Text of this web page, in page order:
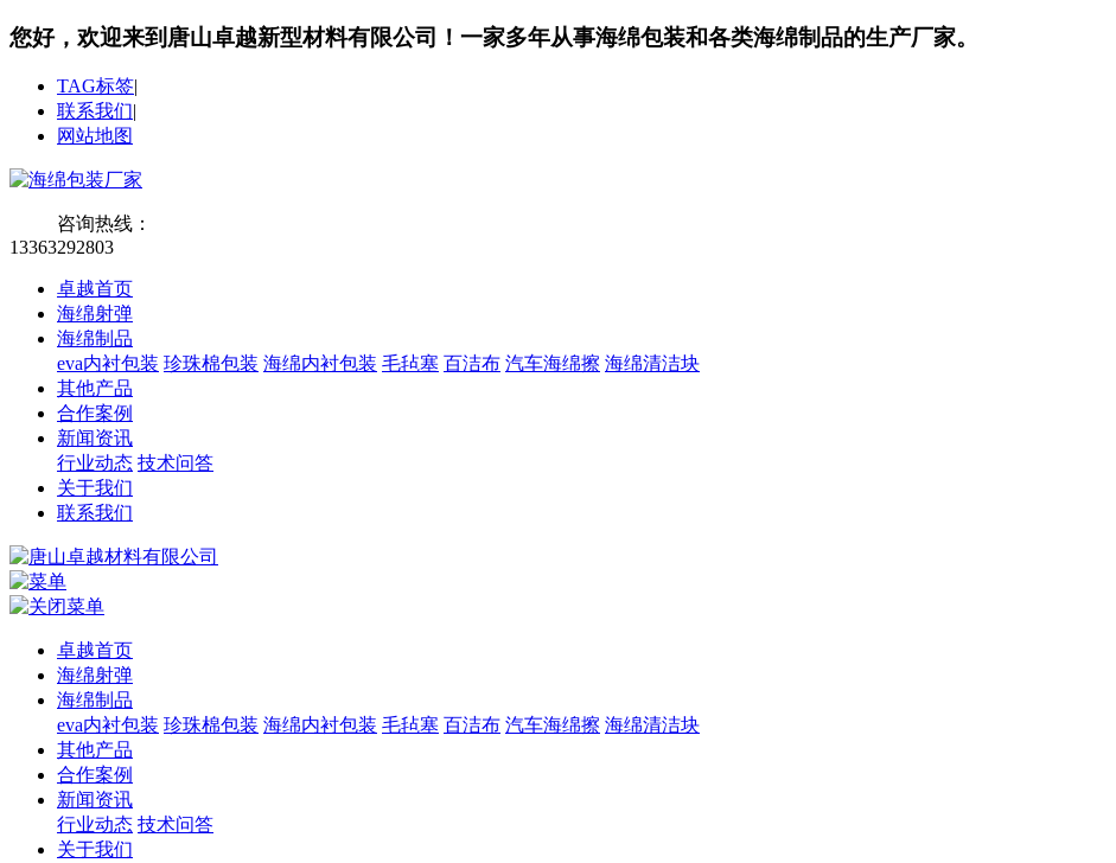
您好，欢迎来到唐山卓越新型材料有限公司！ 一家多年从事海绵包装和各类海绵制品的生产厂家。
TAG标签|
联系我们|
网站地图
咨询热线：
13363292803
卓越首页
海绵射弹
海绵制品
eva内衬包装 珍珠棉包装 海绵内衬包装 毛毡塞 百洁布 汽车海绵擦 海绵清洁块
其他产品
合作案例
新闻资讯
行业动态 技术问答
关于我们
联系我们
卓越首页
海绵射弹
海绵制品
eva内衬包装 珍珠棉包装 海绵内衬包装 毛毡塞 百洁布 汽车海绵擦 海绵清洁块
其他产品
合作案例
新闻资讯
行业动态 技术问答
关于我们